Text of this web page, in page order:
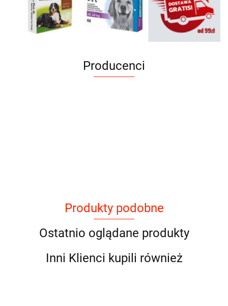
Producenci
Produkty podobne
Ostatnio oglądane produkty
Inni Klienci kupili również